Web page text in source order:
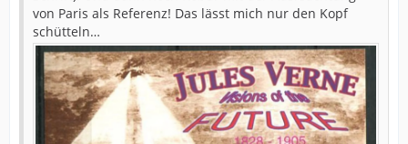
von Paris als Referenz! Das lässt mich nur den Kopf
schütteln…